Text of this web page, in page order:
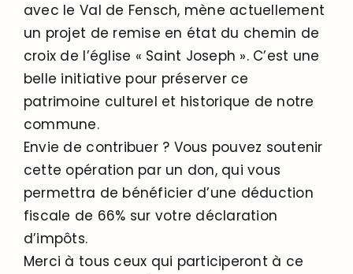
avec le Val de Fensch, mène actuellement
un projet de remise en état du chemin de
croix de l’église « Saint Joseph ». C’est une
belle initiative pour préserver ce
patrimoine culturel et historique de notre
commune.
Envie de contribuer ? Vous pouvez soutenir
cette opération par un don, qui vous
permettra de bénéficier d’une déduction
fiscale de 66% sur votre déclaration
d’impôts.
Merci à tous ceux qui participeront à ce